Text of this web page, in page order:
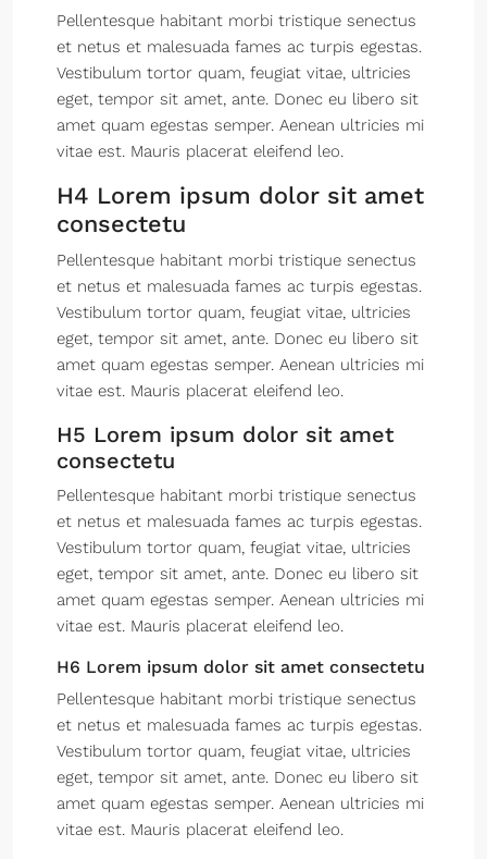
Pellentesque habitant morbi tristique senectus
et netus et malesuada fames ac turpis egestas.
Vestibulum tortor quam, feugiat vitae, ultricies
eget, tempor sit amet, ante. Donec eu libero sit
amet quam egestas semper. Aenean ultricies mi
vitae est. Mauris placerat eleifend leo.
H4 Lorem ipsum dolor sit amet
consectetu
Pellentesque habitant morbi tristique senectus
et netus et malesuada fames ac turpis egestas.
Vestibulum tortor quam, feugiat vitae, ultricies
eget, tempor sit amet, ante. Donec eu libero sit
amet quam egestas semper. Aenean ultricies mi
vitae est. Mauris placerat eleifend leo.
H5 Lorem ipsum dolor sit amet
consectetu
Pellentesque habitant morbi tristique senectus
et netus et malesuada fames ac turpis egestas.
Vestibulum tortor quam, feugiat vitae, ultricies
eget, tempor sit amet, ante. Donec eu libero sit
amet quam egestas semper. Aenean ultricies mi
vitae est. Mauris placerat eleifend leo.
H6 Lorem ipsum dolor sit amet consectetu
Pellentesque habitant morbi tristique senectus
et netus et malesuada fames ac turpis egestas.
Vestibulum tortor quam, feugiat vitae, ultricies
eget, tempor sit amet, ante. Donec eu libero sit
amet quam egestas semper. Aenean ultricies mi
vitae est. Mauris placerat eleifend leo.